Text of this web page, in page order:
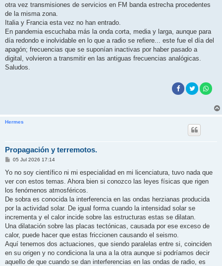
otra vez transmisiones de servicios en FM banda estrecha procedentes
de la misma zona.
Italia y Francia esta vez no han entrado.
En pandemia escuchaba más la onda corta, media y larga, aunque para
día redondo e inolvidable en lo que a radio se refiere... este fue el día del
apagón; frecuencias que se suponían inactivas por haber pasado a
digital, volvieron a transmitir en las antiguas frecuencias analógicas.
Saludos.
Hermes
Propagación y terremotos.
M
n
a
j
05 Jul 2026 17:14
Yo no soy científico ni mi especialidad en mi licenciatura, tuvo nada que
ver con estos temas. Ahora bien si conozco las leyes físicas que rigen
los fenómenos atmosféricos.
De sobra es conocida la interferencia en las ondas herzianas producida
por la actividad solar. De igual forma cuando la intensidad solar se
incrementa y el calor incide sobre las estructuras estas se dilatan.
Una dilatación sobre las placas tectónicas, causada por ese exceso de
calor, puede hacer que estas friccionen causando el seismo.
Aquí tenemos dos actuaciones, que siendo paralelas entre si, coinciden
en su origen y no condiciona la una a la otra aunque si podríamos decir
aquello de que cuando se dan interferencias en las ondas de radio, es